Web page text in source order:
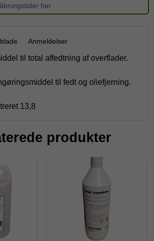
her
Anmeldelser
til total affedtning af overflader.
til fedt og oliefjerning.
13,8
produkter